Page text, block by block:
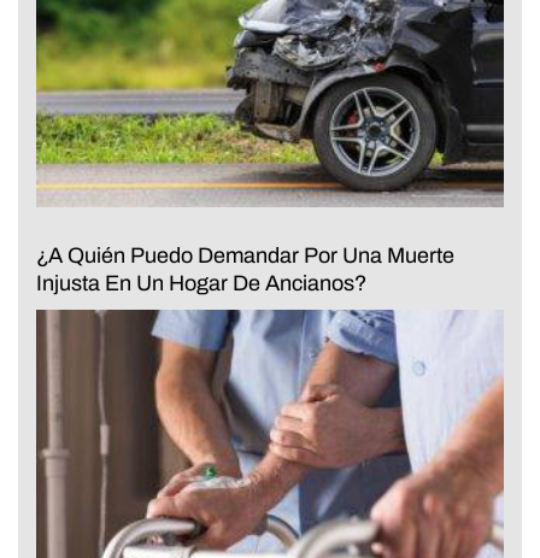
¿A Quién Puedo Demandar Por Una Muerte
Injusta En Un Hogar De Ancianos?